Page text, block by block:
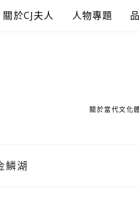
關於CJ夫人 人物專題
關於當代文化
鱗湖